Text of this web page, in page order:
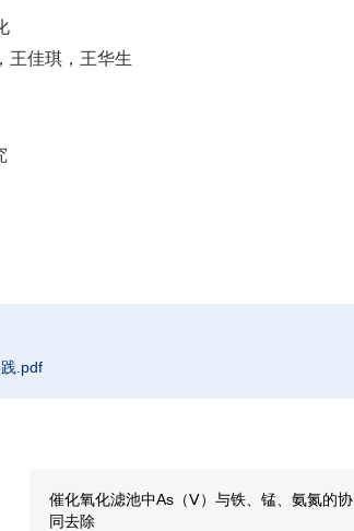
王佳琪，王华生
.pdf
催化氧化滤池中As（Ⅴ）与铁、锰、氨氮的协
同去除